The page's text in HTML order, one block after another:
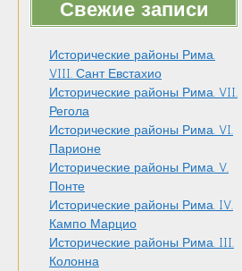
Свежие записи
Исторические районы Рима.
VIII. Сант Евстахио
Исторические районы Рима. VII.
Регола
Исторические районы Рима. VI.
Парионе
Исторические районы Рима. V.
Понте
Исторические районы Рима. IV.
Кампо Марцио
Исторические районы Рима. III.
Колонна